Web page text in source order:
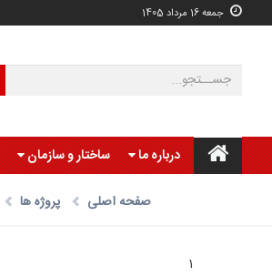
جمعه 16 مرداد 1405
درباره ما ساختار و سازمان
صفحه اصلی پروژه ها
1